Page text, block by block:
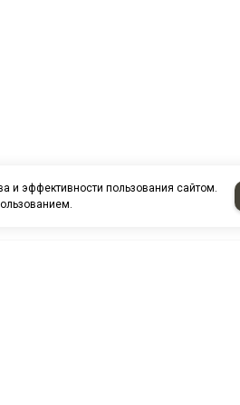
и эффективности пользования сайтом.